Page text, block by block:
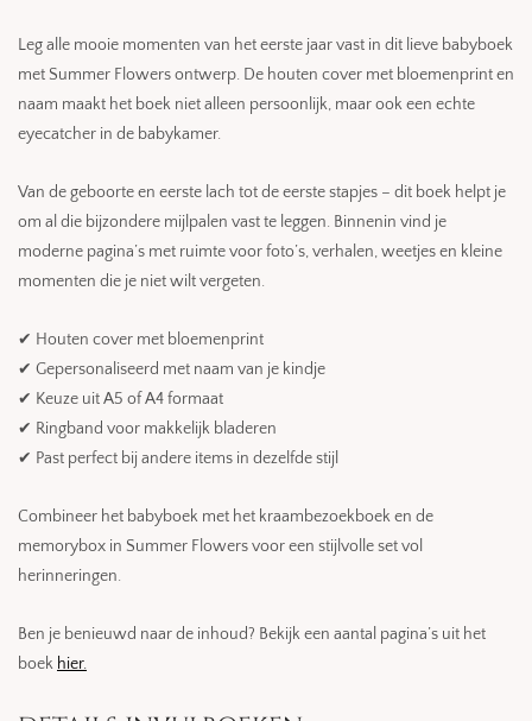
Leg alle mooie momenten van het eerste jaar vast in dit lieve babyboek
met Summer Flowers ontwerp. De houten cover met bloemenprint en
naam maakt het boek niet alleen persoonlijk, maar ook een echte
eyecatcher in de babykamer.
Van de geboorte en eerste lach tot de eerste stapjes – dit boek helpt je
om al die bijzondere mijlpalen vast te leggen. Binnenin vind je
moderne pagina’s met ruimte voor foto’s, verhalen, weetjes en kleine
momenten die je niet wilt vergeten.
✔ Houten cover met bloemenprint
✔ Gepersonaliseerd met naam van je kindje
✔ Keuze uit A5 of A4 formaat
✔ Ringband voor makkelijk bladeren
✔ Past perfect bij andere items in dezelfde stijl
Combineer het babyboek met het kraambezoekboek en de
memorybox in Summer Flowers voor een stijlvolle set vol
herinneringen.
Ben je benieuwd naar de inhoud? Bekijk een aantal pagina’s uit het
boek hier.